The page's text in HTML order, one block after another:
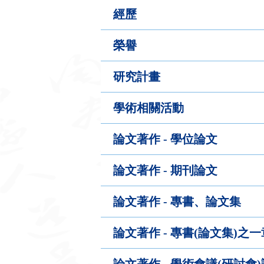
經歷
榮譽
研究計畫
學術相關活動
論文著作 - 學位論文
論文著作 - 期刊論文
論文著作 - 專書、論文集
論文著作 - 專書(論文集)之